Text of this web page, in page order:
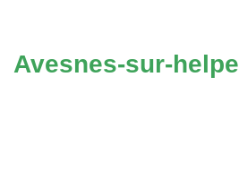
Avesnes-sur-helpe